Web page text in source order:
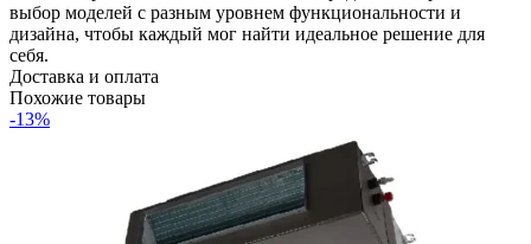
выбор моделей с разным уровнем функциональности и
дизайна, чтобы каждый мог найти идеальное решение для
себя.
Доставка и оплата
Похожие товары
-13%